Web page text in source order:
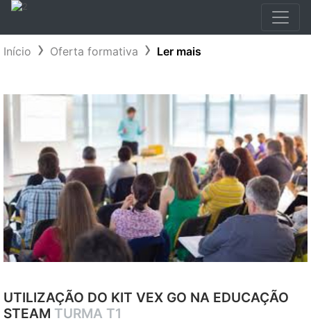
Início Oferta formativa Ler mais
UTILIZAÇÃO DO KIT VEX GO NA EDUCAÇÃO
STEAM TURMA T1